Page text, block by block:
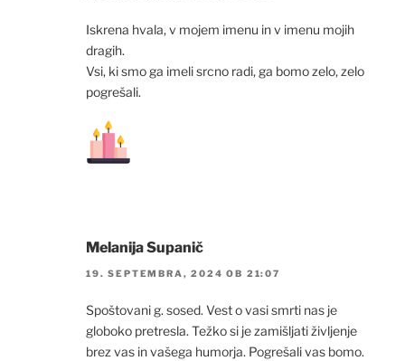
Iskrena hvala, v mojem imenu in v imenu mojih
dragih.
Vsi, ki smo ga imeli srcno radi, ga bomo zelo, zelo
pogrešali.
Melanija Supanič
19. SEPTEMBRA, 2024 OB 21:07
Spoštovani g. sosed. Vest o vasi smrti nas je
globoko pretresla. Težko si je zamišljati življenje
brez vas in vašega humorja. Pogrešali vas bomo.